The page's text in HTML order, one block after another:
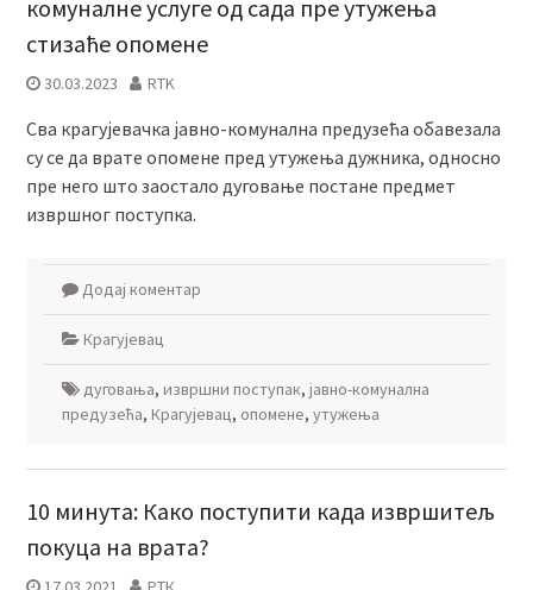
комуналне услуге од сада пре утужења
стизаће опомене
30.03.2023 RTK
Сва крагујевачка јавно-комунална предузећа обавезала
су се да врате опомене пред утужења дужника, односно
пре него што заостало дуговање постане предмет
извршног поступка.
Додај коментар
Крагујевац
дуговања, извршни поступак, јавно-комунална
предузећа, Крагујевац, опомене, утужења
10 минута: Како поступити када извршитељ
покуца на врата?